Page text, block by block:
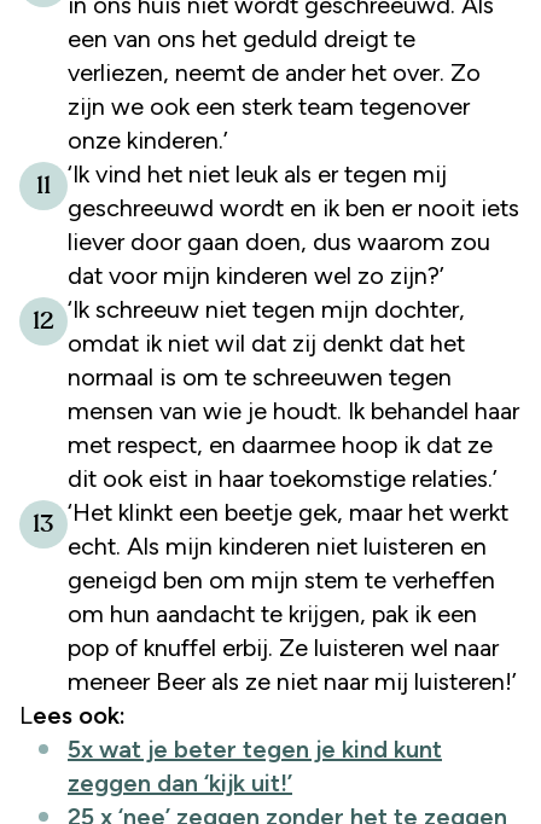
een van ons het geduld dreigt te
verliezen, neemt de ander het over. Zo
zijn we ook een sterk team tegenover
onze kinderen.’
11
‘Ik vind het niet leuk als er tegen mij
geschreeuwd wordt en ik ben er nooit iets
liever door gaan doen, dus waarom zou
dat voor mijn kinderen wel zo zijn?’
12 ‘Ik schreeuw niet tegen mijn dochter,
omdat ik niet wil dat zij denkt dat het
normaal is om te schreeuwen tegen
mensen van wie je houdt. Ik behandel haar
met respect, en daarmee hoop ik dat ze
dit ook eist in haar toekomstige relaties.’
13 ‘Het klinkt een beetje gek, maar het werkt
echt. Als mijn kinderen niet luisteren en
geneigd ben om mijn stem te verheffen
om hun aandacht te krijgen, pak ik een
pop of knuffel erbij. Ze luisteren wel naar
meneer Beer als ze niet naar mij luisteren!’
Lees ook:
5x wat je beter tegen je kind kunt
zeggen dan ‘kijk uit!’
25 x ‘nee’ zeggen zonder het te zeggen